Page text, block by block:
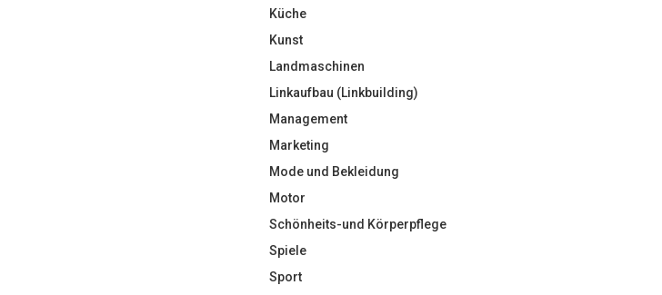
Küche
Kunst
Landmaschinen
Linkaufbau (Linkbuilding)
Management
Marketing
Mode und Bekleidung
Motor
Schönheits-und Körperpflege
Spiele
Sport